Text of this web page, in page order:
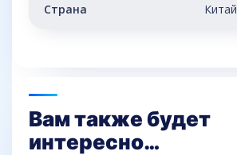
Страна Китай
Вам также будет
интересно…